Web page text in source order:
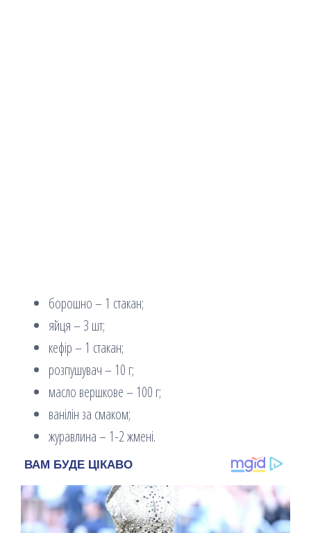
борошно – 1 стакан;
яйця – 3 шт;
кефір – 1 стакан;
розпушувач – 10 г;
масло вершкове – 100 г;
ванілін за смаком;
журавлина – 1-2 жмені.